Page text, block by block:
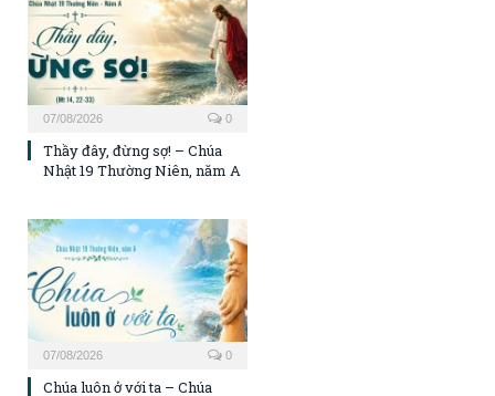
07/08/2026 0
Thầy đây, đừng sợ! – Chúa
Nhật 19 Thường Niên, năm A
07/08/2026 0
Chúa luôn ở với ta – Chúa